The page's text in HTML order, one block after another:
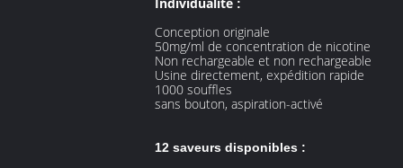
:
Conception originale
50mg/ml de concentration de nicotine
Non rechargeable et non rechargeable
Usine directement, expédition rapide
1000 souffles
sans bouton, aspiration-activé
12 saveurs disponibles :